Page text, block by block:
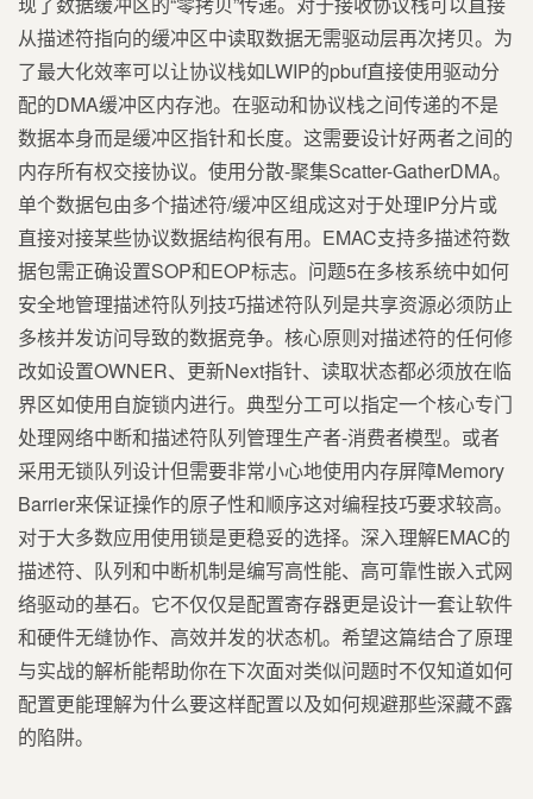
从描述符指向的缓冲区中读取数据无需驱动层再次拷贝。为
了最大化效率可以让协议栈如LWIP的pbuf直接使用驱动分
配的DMA缓冲区内存池。在驱动和协议栈之间传递的不是
数据本身而是缓冲区指针和长度。这需要设计好两者之间的
内存所有权交接协议。使用分散-聚集Scatter-GatherDMA。
单个数据包由多个描述符/缓冲区组成这对于处理IP分片或
直接对接某些协议数据结构很有用。EMAC支持多描述符数
据包需正确设置SOP和EOP标志。问题5在多核系统中如何
安全地管理描述符队列技巧描述符队列是共享资源必须防止
多核并发访问导致的数据竞争。核心原则对描述符的任何修
改如设置OWNER、更新Next指针、读取状态都必须放在临
界区如使用自旋锁内进行。典型分工可以指定一个核心专门
处理网络中断和描述符队列管理生产者-消费者模型。或者
采用无锁队列设计但需要非常小心地使用内存屏障Memory
Barrier来保证操作的原子性和顺序这对编程技巧要求较高。
对于大多数应用使用锁是更稳妥的选择。深入理解EMAC的
描述符、队列和中断机制是编写高性能、高可靠性嵌入式网
络驱动的基石。它不仅仅是配置寄存器更是设计一套让软件
和硬件无缝协作、高效并发的状态机。希望这篇结合了原理
与实战的解析能帮助你在下次面对类似问题时不仅知道如何
配置更能理解为什么要这样配置以及如何规避那些深藏不露
的陷阱。